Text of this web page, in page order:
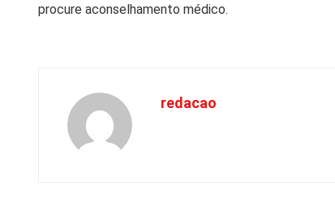
procure aconselhamento médico.
redacao